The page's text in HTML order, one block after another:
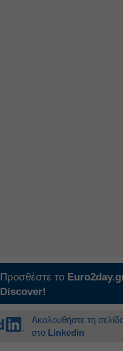
Προσθέστε το
Discover!
Ακολουθήστε τη
στο Linkedin